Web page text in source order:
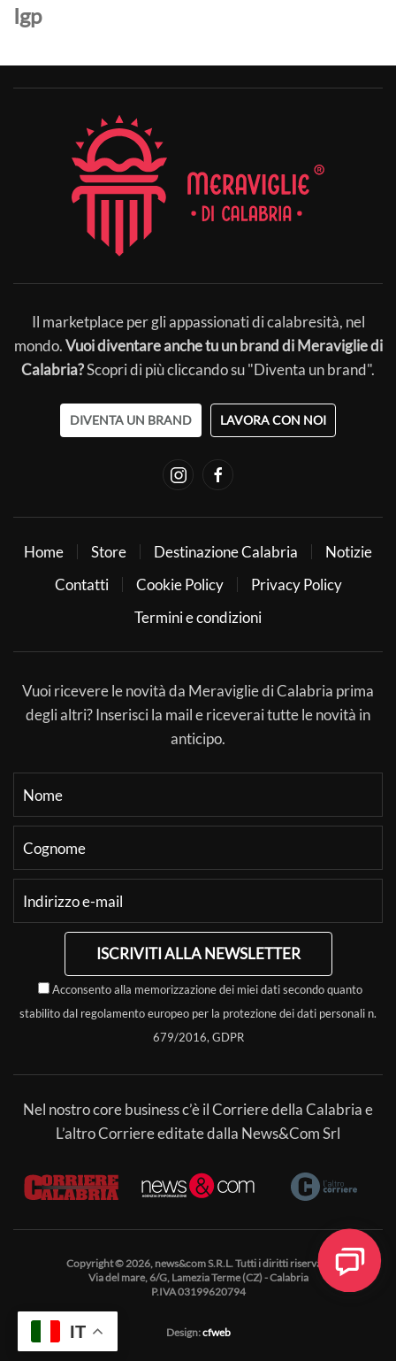
Igp
Il marketplace per gli appassionati di calabresità, nel
mondo.Vuoi diventare anche tu un brand di Meraviglie di
Calabria?Scopri di più cliccando su "Diventa un brand".
DIVENTA UN BRAND LAVORA CON NOI
Home Store Destinazione Calabria
Notizie
Contatti
Cookie Policy
Privacy Policy
Termini e condizioni
Vuoi ricevere le novità da Meraviglie di Calabria prima
degli altri? Inserisci la mail e riceverai tutte le novità in
anticipo.
ISCRIVITI ALLA NEWSLETTER
Acconsento alla memorizzazione dei miei dati secondo quanto
stabilito dal regolamento europeo per la protezione dei dati personali n.
679/2016, GDPR
Nel nostro core business c’è il Corriere della Calabria e
L’altro Corriere editate dalla News&Com Srl
Copyright © 2026, news&com S.R.L. Tutti i diritti riservati.
Via del mare, 6/G, Lamezia Terme (CZ) - Calabria
P.IVA 03199620794
Design:cfweb
IT